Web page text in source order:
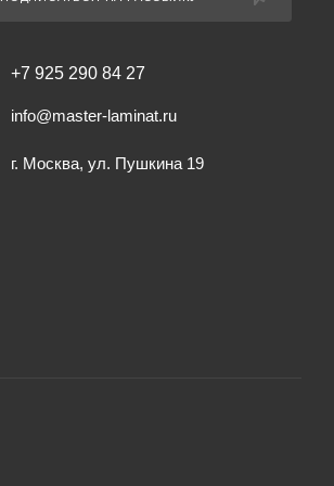
+7 925 290 84 27
info@master-laminat.ru
г. Москва, ул. Пушкина 19